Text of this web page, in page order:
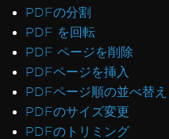
PDFの分割
PDF を回転
PDF ページを削除
PDFページを挿入
PDFページ順の並べ替え
PDFのサイズ変更
PDFのトリミング